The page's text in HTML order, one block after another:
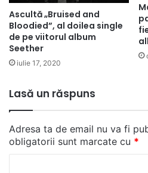
Ascultă „Bruised and
Bloodied”, al doilea single
de pe viitorul album
Seether
iulie 17, 2020
Lasă un răspuns
Adresa ta de email nu va fi
obligatorii sunt marcate cu *